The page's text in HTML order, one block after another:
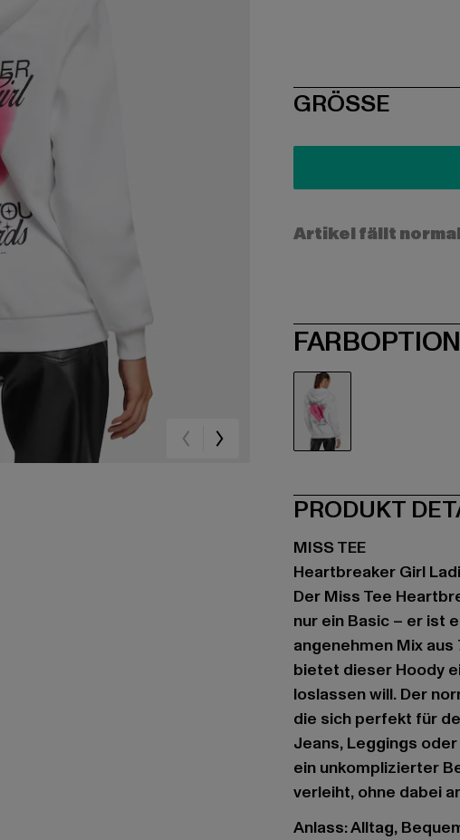
SIZE
GRÖSSE
Artikel fällt
PRODUKT
MISS TEE
Heartbreaker Girl
Der Miss Tee
nur ein Basic – er ist
angenehmen Mix
bietet dieser Hoody
loslassen will. Der
die sich perfekt für
Jeans, Leggings
ein unkomplizierter
verleiht, ohne dabei
Anlass: Alltag,